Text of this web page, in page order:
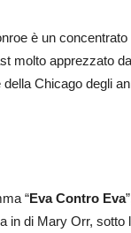
è un
molto apprezzato
Chicago degli
“Eva Contro Eva
in di Mary Orr,